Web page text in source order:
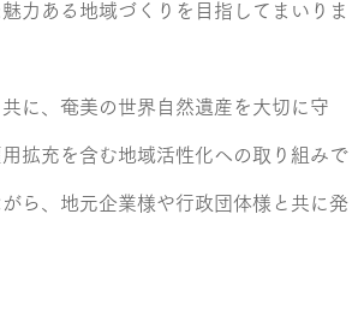
力ある地域づくりを目指してまいりま
に、奄美の世界自然遺産を大切に守
拡充を含む地域活性化への取り組みで
ら、地元企業様や行政団体様と共に発